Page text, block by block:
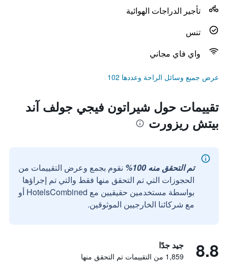
تأجير الدراجات الهوائية
تنس
واي فاي مجاني
عرض جميع وسائل الراحة وعددها 102
تقييمات حول شيراتون فيجي جولف آند
بيتش ريزورت
تم التحقق منه 100%
نقوم بجمع وعرض التقييمات من
الحجوزات التي تم التحقق منها فقط والتي تم إجراؤها
بواسطة مستخدمين حقيقيين مع HotelsCombined أو
مع شركائنا الخارجيين الموثوقين.
8.8 جيد جدًا
1,859 من التقييمات تم التحقق منها